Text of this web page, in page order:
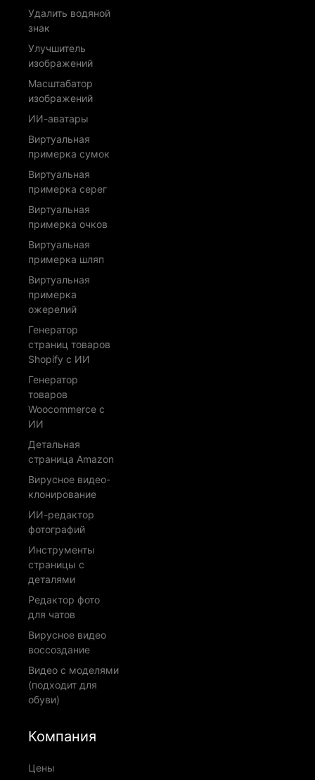
Удалить водяной
знак
Улучшитель
изображений
Масштабатор
изображений
ИИ-аватары
Виртуальная
примерка сумок
Виртуальная
примерка серег
Виртуальная
примерка очков
Виртуальная
примерка шляп
Виртуальная
примерка
ожерелий
Генератор
страниц товаров
Shopify с ИИ
Генератор
товаров
Woocommerce с
ИИ
Детальная
страница Amazon
Вирусное видео-
клонирование
ИИ-редактор
фотографий
Инструменты
страницы с
деталями
Редактор фото
для чатов
Вирусное видео
воссоздание
Видео с моделями
(подходит для
обуви)
Компания
Цены